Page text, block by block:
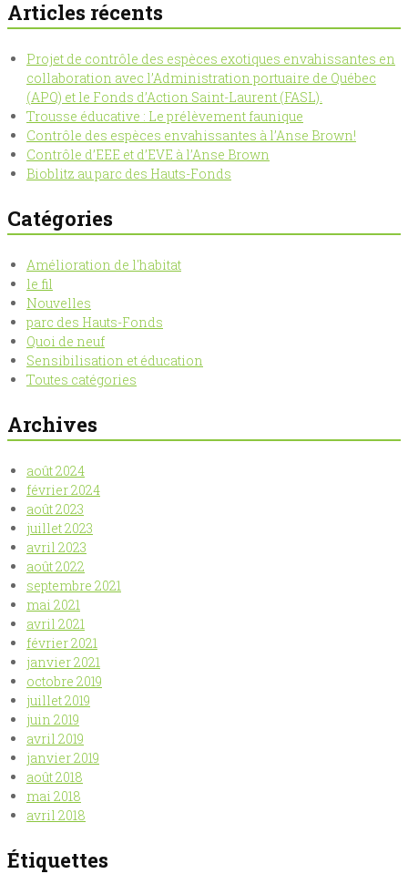
Articles récents
Projet de contrôle des espèces exotiques envahissantes en
collaboration avec l’Administration portuaire de Québec
(APQ) et le Fonds d’Action Saint-Laurent (FASL).
Trousse éducative : Le prélèvement faunique
Contrôle des espèces envahissantes à l’Anse Brown!
Contrôle d’EEE et d’EVE à l’Anse Brown
Bioblitz au parc des Hauts-Fonds
Catégories
Amélioration de l'habitat
le fil
Nouvelles
parc des Hauts-Fonds
Quoi de neuf
Sensibilisation et éducation
Toutes catégories
Archives
août 2024
février 2024
août 2023
juillet 2023
avril 2023
août 2022
septembre 2021
mai 2021
avril 2021
février 2021
janvier 2021
octobre 2019
juillet 2019
juin 2019
avril 2019
janvier 2019
août 2018
mai 2018
avril 2018
Étiquettes